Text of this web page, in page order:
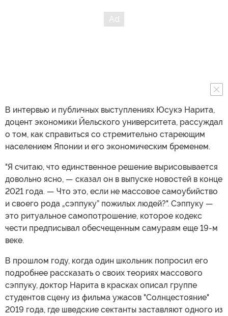
В интервью и публичных выступлениях Юсукэ Нарита,
доцент экономики Йельского университета, рассуждал
о том, как справиться со стремительно стареющим
населением Японии и его экономическим бременем.
"Я считаю, что единственное решение вырисовывается
довольно ясно, — сказал он в выпуске новостей в конце
2021 года. — Что это, если не массовое самоубийство
и своего рода „сэппуку” пожилых людей?". Сэппуку —
это ритуальное самопотрошение, которое кодекс
чести предписывал обесчещенным самураям еще 19-м
веке.
В прошлом году, когда один школьник попросил его
подробнее рассказать о своих теориях массового
сэппуку, доктор Нарита в красках описал группе
студентов сцену из фильма ужасов "Солнцестояние"
2019 года, где шведские сектанты заставляют одного из